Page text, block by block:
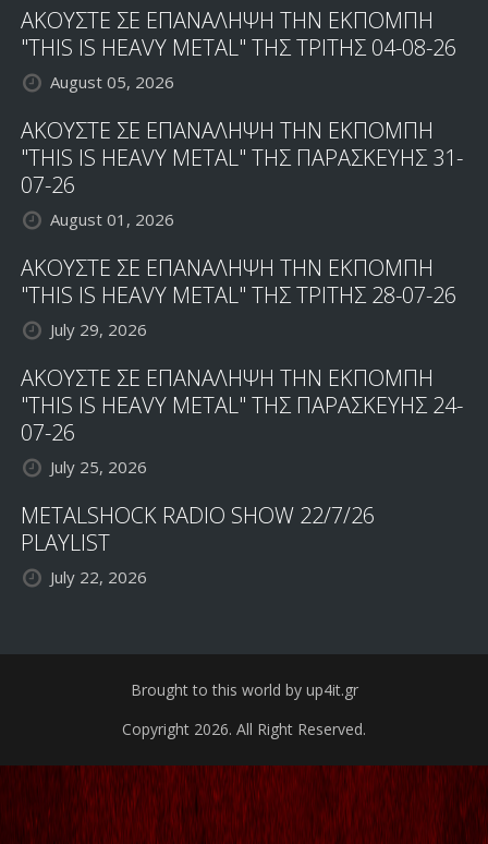
CODEX
EPICUS
ΑΚΟΥΣΤΕ ΣΕ ΕΠΑΝΑΛΗΨΗ ΤΗΝ ΕΚΠΟΜΠΗ
"THIS IS HEAVY METAL" ΤΗΣ ΤΡΙΤΗΣ 04-08-26
August 05, 2026
ΑΚΟΥΣΤΕ ΣΕ ΕΠΑΝΑΛΗΨΗ ΤΗΝ ΕΚΠΟΜΠΗ
"THIS IS HEAVY METAL" ΤΗΣ ΠΑΡΑΣΚΕΥΗΣ 31-
07-26
August 01, 2026
ΑΚΟΥΣΤΕ ΣΕ ΕΠΑΝΑΛΗΨΗ ΤΗΝ ΕΚΠΟΜΠΗ
"THIS IS HEAVY METAL" ΤΗΣ ΤΡΙΤΗΣ 28-07-26
July 29, 2026
ΑΚΟΥΣΤΕ ΣΕ ΕΠΑΝΑΛΗΨΗ ΤΗΝ ΕΚΠΟΜΠΗ
"THIS IS HEAVY METAL" ΤΗΣ ΠΑΡΑΣΚΕΥΗΣ 24-
07-26
July 25, 2026
METALSHOCK RADIO SHOW 22/7/26
PLAYLIST
July 22, 2026
Brought to this world by up4it.gr
Copyright 2026. All Right Reserved.